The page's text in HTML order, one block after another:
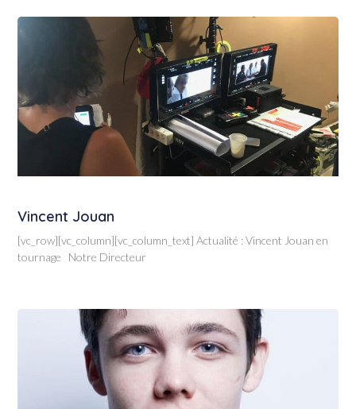
Vincent Jouan
[vc_row][vc_column][vc_column_text] Actualité : Vincent Jouan en
tournage Notre Directeur